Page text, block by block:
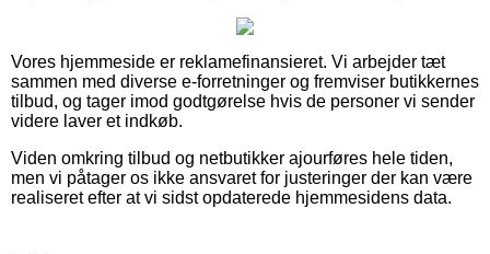
Vores hjemmeside er reklamefinansieret. Vi arbejder tæt
sammen med diverse e-forretninger og fremviser butikkernes
tilbud, og tager imod godtgørelse hvis de personer vi sender
videre laver et indkøb.
Viden omkring tilbud og netbutikker ajourføres hele tiden,
men vi påtager os ikke ansvaret for justeringer der kan være
realiseret efter at vi sidst opdaterede hjemmesidens data.